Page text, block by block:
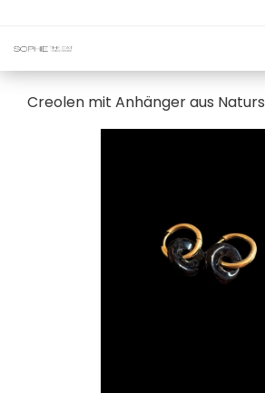
Creolen mit Anhänger aus